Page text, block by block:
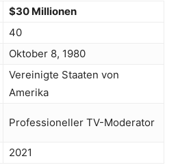
$30 Millionen
40
Oktober 8, 1980
Vereinigte Staaten von
Amerika
Professioneller TV-Moderator
2021